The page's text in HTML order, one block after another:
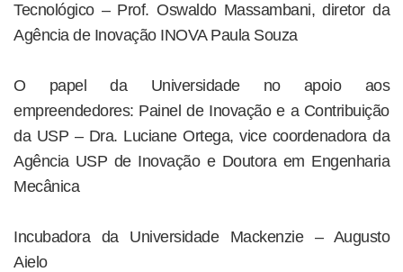
Tecnológico – Prof. Oswaldo Massambani, diretor da
Agência de Inovação INOVA Paula Souza
O papel da Universidade no apoio aos
empreendedores: Painel de Inovação e a Contribuição
da USP – Dra. Luciane Ortega, vice coordenadora da
Agência USP de Inovação e Doutora em Engenharia
Mecânica
Incubadora da Universidade Mackenzie – Augusto
Aielo